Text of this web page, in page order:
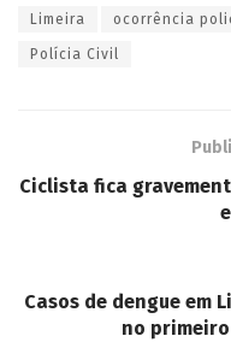
Limeira ocorrência
Polícia Civil
Ciclista fica
Casos de dengue em
no